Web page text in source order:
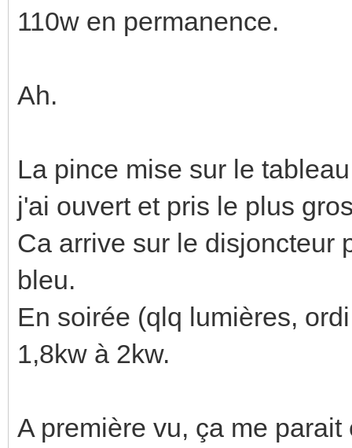
110w en permanence.
Ah.
La pince mise sur le
j'ai ouvert et pris le plus
Ca arrive sur le disjoncteur
bleu.
En soirée (qlq lumières,
1,8kw à 2kw.
A première vu, ça me